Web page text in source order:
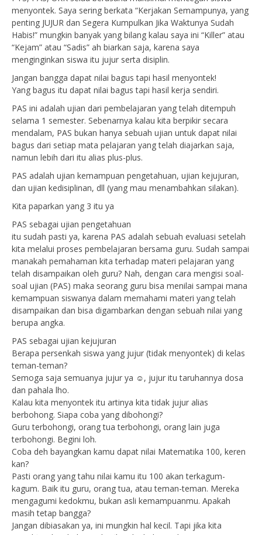
menyontek. Saya sering berkata “Kerjakan Semampunya, yang
penting JUJUR dan Segera Kumpulkan Jika Waktunya Sudah
Habis!” mungkin banyak yang bilang kalau saya ini “Killer” atau
“Kejam” atau “Sadis” ah biarkan saja, karena saya
menginginkan siswa itu jujur serta disiplin.
Jangan bangga dapat nilai bagus tapi hasil menyontek!
Yang bagus itu dapat nilai bagus tapi hasil kerja sendiri.
PAS ini adalah ujian dari pembelajaran yang telah ditempuh
selama 1 semester. Sebenarnya kalau kita berpikir secara
mendalam, PAS bukan hanya sebuah ujian untuk dapat nilai
bagus dari setiap mata pelajaran yang telah diajarkan saja,
namun lebih dari itu alias plus-plus.
PAS adalah ujian kemampuan pengetahuan, ujian kejujuran,
dan ujian kedisiplinan, dll (yang mau menambahkan silakan).
Kita paparkan yang 3 itu ya
PAS sebagai ujian pengetahuan
itu sudah pasti ya, karena PAS adalah sebuah evaluasi setelah
kita melalui proses pembelajaran bersama guru. Sudah sampai
manakah pemahaman kita terhadap materi pelajaran yang
telah disampaikan oleh guru? Nah, dengan cara mengisi soal-
soal ujian (PAS) maka seorang guru bisa menilai sampai mana
kemampuan siswanya dalam memahami materi yang telah
disampaikan dan bisa digambarkan dengan sebuah nilai yang
berupa angka.
PAS sebagai ujian kejujuran
Berapa persenkah siswa yang jujur (tidak menyontek) di kelas
teman-teman?
Semoga saja semuanya jujur ya ☺️, jujur itu taruhannya dosa
dan pahala lho.
Kalau kita menyontek itu artinya kita tidak jujur alias
berbohong. Siapa coba yang dibohongi?
Guru terbohongi, orang tua terbohongi, orang lain juga
terbohongi. Begini loh.
Coba deh bayangkan kamu dapat nilai Matematika 100, keren
kan?
Pasti orang yang tahu nilai kamu itu 100 akan terkagum-
kagum. Baik itu guru, orang tua, atau teman-teman. Mereka
mengagumi kedokmu, bukan asli kemampuanmu. Apakah
masih tetap bangga?
Jangan dibiasakan ya, ini mungkin hal kecil. Tapi jika kita